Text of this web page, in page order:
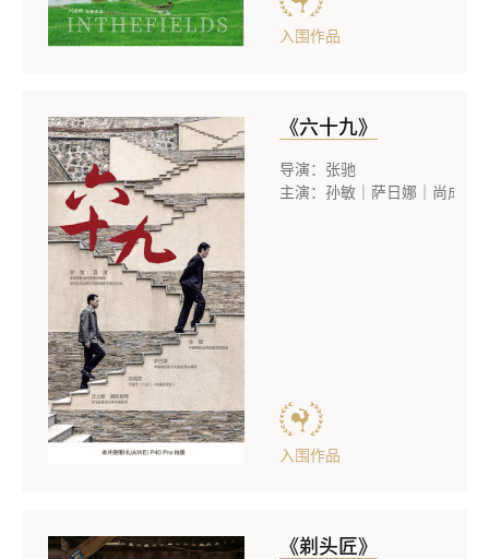
入围作品
《六十九》
导演：张驰
主演：孙敏｜萨日娜｜尚成君
入围作品
《剃头匠》